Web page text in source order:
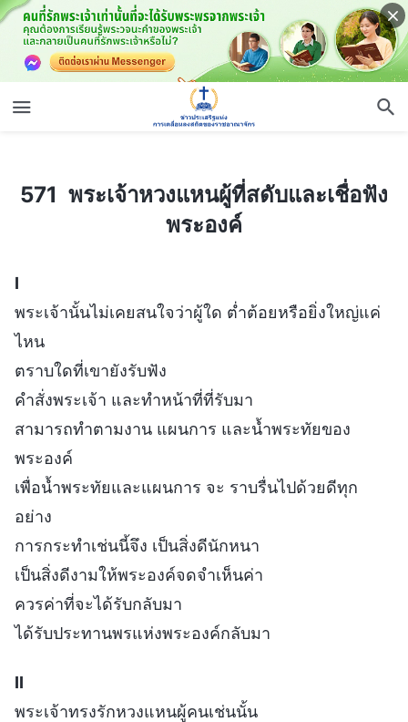
571 พระเจ้าหวงแหนผู้ที่สดับและเชื่อฟังพระองค์
571 พระเจ้าหวงแหนผู้ที่สดับและเชื่อฟัง
พระองค์
I
พระเจ้านั้นไม่เคยสนใจว่าผู้ใด ต่ำต้อยหรือยิ่งใหญ่แค่
ไหน
ตราบใดที่เขายังรับฟัง
คำสั่งพระเจ้า และทำหน้าที่ที่รับมา
สามารถทำตามงาน แผนการ และน้ำพระทัยของ
พระองค์
เพื่อน้ำพระทัยและแผนการ จะ ราบรื่นไปด้วยดีทุก
อย่าง
การกระทำเช่นนี้จึง เป็นสิ่งดีนักหนา
เป็นสิ่งดีงามให้พระองค์จดจำเห็นค่า
ควรค่าที่จะได้รับกลับมา
ได้รับประทานพรแห่งพระองค์กลับมา
II
พระเจ้าทรงรักหวงแหนผู้คนเช่นนั้น